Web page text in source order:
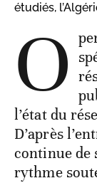
étudiés,
O
l’état du
D’après
continue de
rythme